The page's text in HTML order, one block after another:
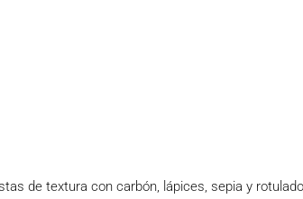
de textura con carbón, lápices, sepia y